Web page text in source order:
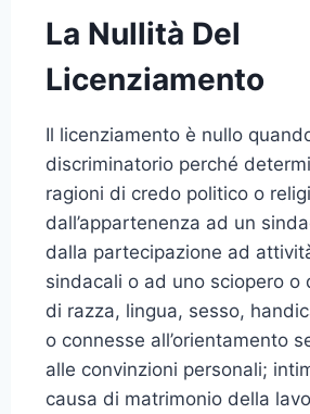
La Nullità Del
Licenziamento
Il licenziamento è nullo
discriminatorio perché
ragioni di credo politico o
dall’appartenenza ad un
dalla partecipazione ad
sindacali o ad uno sciopero o
di razza, lingua, sesso,
o connesse all’orientamento
alle convinzioni personali;
causa di matrimonio della